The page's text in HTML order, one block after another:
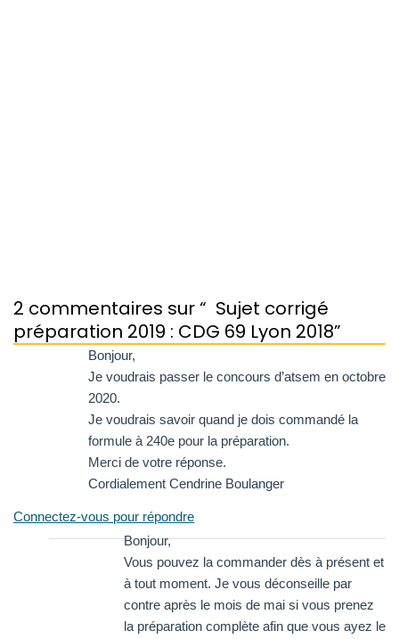
2 commentaires sur “ Sujet corrigé
préparation 2019 : CDG 69 Lyon 2018”
Bonjour,
Je voudrais passer le concours d’atsem en octobre
2020.
Je voudrais savoir quand je dois commandé la
formule à 240e pour la préparation.
Merci de votre réponse.
Cordialement Cendrine Boulanger
Connectez-vous pour répondre
Bonjour,
Vous pouvez la commander dès à présent et
à tout moment. Je vous déconseille par
contre après le mois de mai si vous prenez
la préparation complète afin que vous ayez le